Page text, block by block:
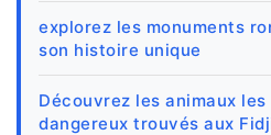
explorez les monuments
son histoire unique
Découvrez les animaux
dangereux trouvés aux